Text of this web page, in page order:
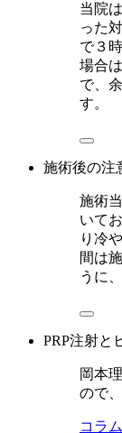
当院
った
で３
場合
で、
す。
施術後の注
施術
いて
り冷
間は
うに
PRP注射と
岡本
ので
コラ